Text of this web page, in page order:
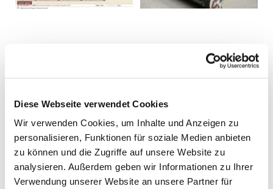
Diese Webseite verwendet Cookies
Wir verwenden Cookies, um Inhalte und Anzeigen zu
personalisieren, Funktionen für soziale Medien anbieten
zu können und die Zugriffe auf unsere Website zu
analysieren. Außerdem geben wir Informationen zu Ihrer
Verwendung unserer Website an unsere Partner für